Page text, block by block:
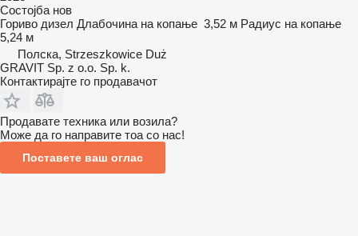
Состојба нов
Гориво дизел Длабочина на копање 3,52 м Радиус на копање
5,24 м
Полска, Strzeszkowice Duż
GRAVIT Sp. z o.o. Sp. k.
Контактирајте го продавачот
Продавате техника или возила?
Може да го направите тоа со нас!
Поставете ваш оглас